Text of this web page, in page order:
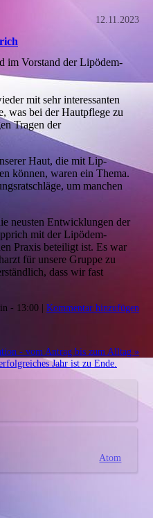
12.11.2023
im Vorstand der Lipödem-
mit sehr interessanten
was bei der Hautpflege zu
Tragen der
Haut, die mit Lip-
können, waren ein Thema.
um manchen
neusten Entwicklungen der
mit der Lipödem-
Praxis beteiligt ist. Es war
für unsere Gruppe zu
dass wir fast
- 13:00 | Kommentar hinzufügen
- vom Antrag bis zum Alltag »
Jahr ist zu Ende.
Atom